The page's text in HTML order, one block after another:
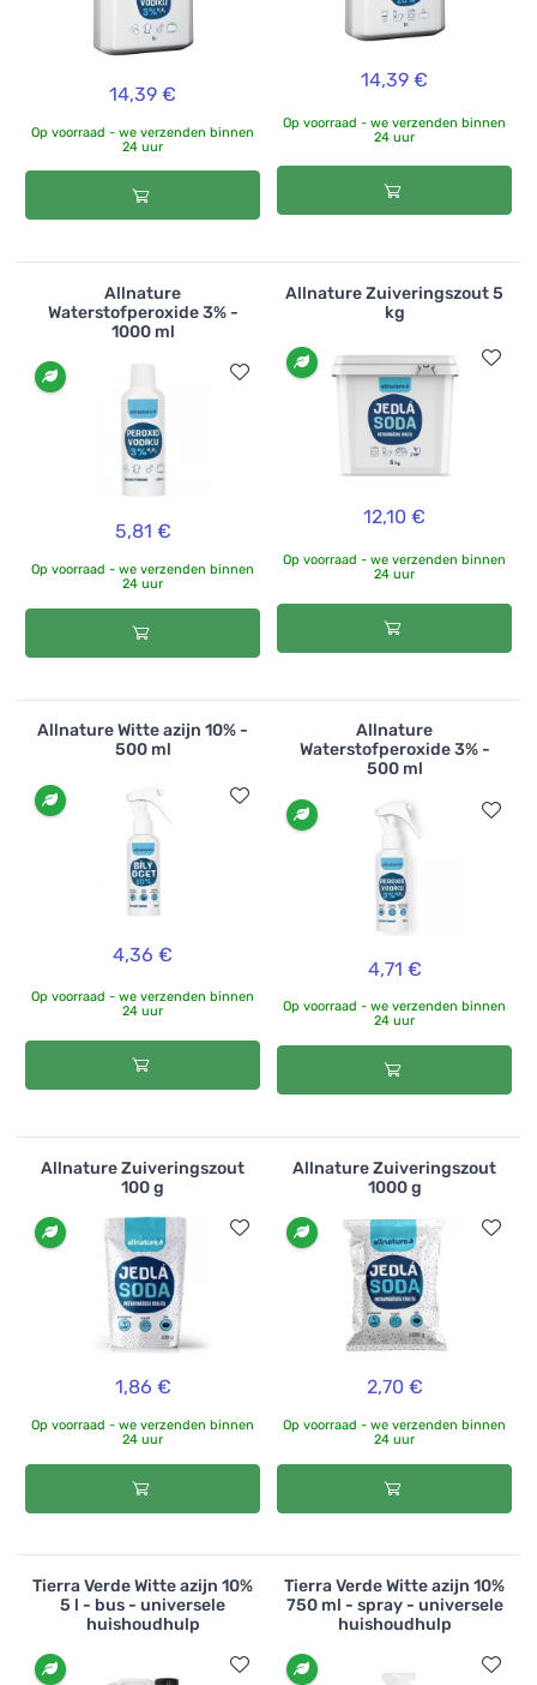
14,39 €
Op voorraad - we verzenden binnen
24 uur
14,39 €
Op voorraad - we verzenden binnen
24 uur
Allnature
Waterstofperoxide 3% -
1000 ml
5,81 €
Op voorraad - we verzenden binnen
24 uur
Allnature Zuiveringszout 5
kg
12,10 €
Op voorraad - we verzenden binnen
24 uur
Allnature Witte azijn 10% -
500 ml
4,36 €
Op voorraad - we verzenden binnen
24 uur
Allnature
Waterstofperoxide 3% -
500 ml
4,71 €
Op voorraad - we verzenden binnen
24 uur
Allnature Zuiveringszout
100 g
1,86 €
Op voorraad - we verzenden binnen
24 uur
Allnature Zuiveringszout
1000 g
2,70 €
Op voorraad - we verzenden binnen
24 uur
Tierra Verde Witte azijn 10%
5 l - bus - universele
huishoudhulp
Tierra Verde Witte azijn 10%
750 ml - spray - universele
huishoudhulp